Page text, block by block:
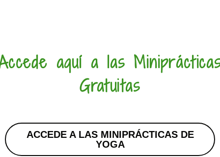
aquí a las
Gratuitas
ACCEDE A LAS MINIPRÁCTICAS DE
YOGA